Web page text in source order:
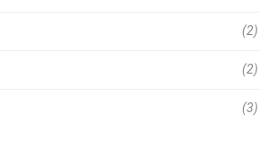
(2)
(2)
(3)